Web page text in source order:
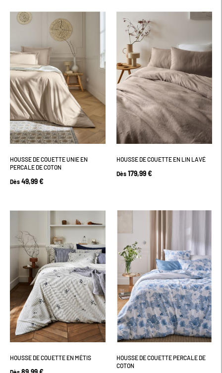
HOUSSE DE COUETTE UNIE EN
PERCALE DE COTON
Dès 49,99 €
HOUSSE DE COUETTE EN LIN LAVÉ
Dès 179,99 €
HOUSSE DE COUETTE EN MÉTIS
HOUSSE DE COUETTE PERCALE DE
COTON